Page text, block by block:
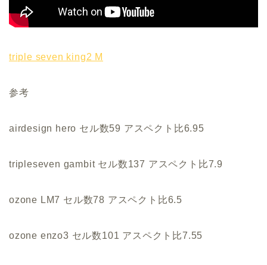
triple seven king2 M
参考
airdesign hero セル数59 アスペクト比6.95
tripleseven gambit セル数137 アスペクト比7.9
ozone LM7 セル数78 アスペクト比6.5
ozone enzo3 セル数101 アスペクト比7.55